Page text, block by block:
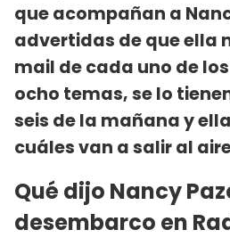
que acompañan a
advertidas de que ella
mail de cada uno de
ocho temas, se lo
seis de la mañana y
cuáles van a salir al
Qué dijo Nancy
desembarco en